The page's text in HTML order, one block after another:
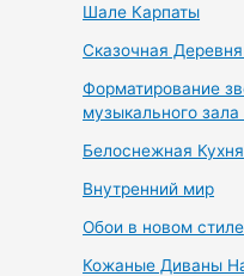
Шале Карпаты
Сказочная
Форматирование
музыкального зала
Белоснежная Кухня
Внутренний мир
Обои в новом стиле
Кожаные Диваны